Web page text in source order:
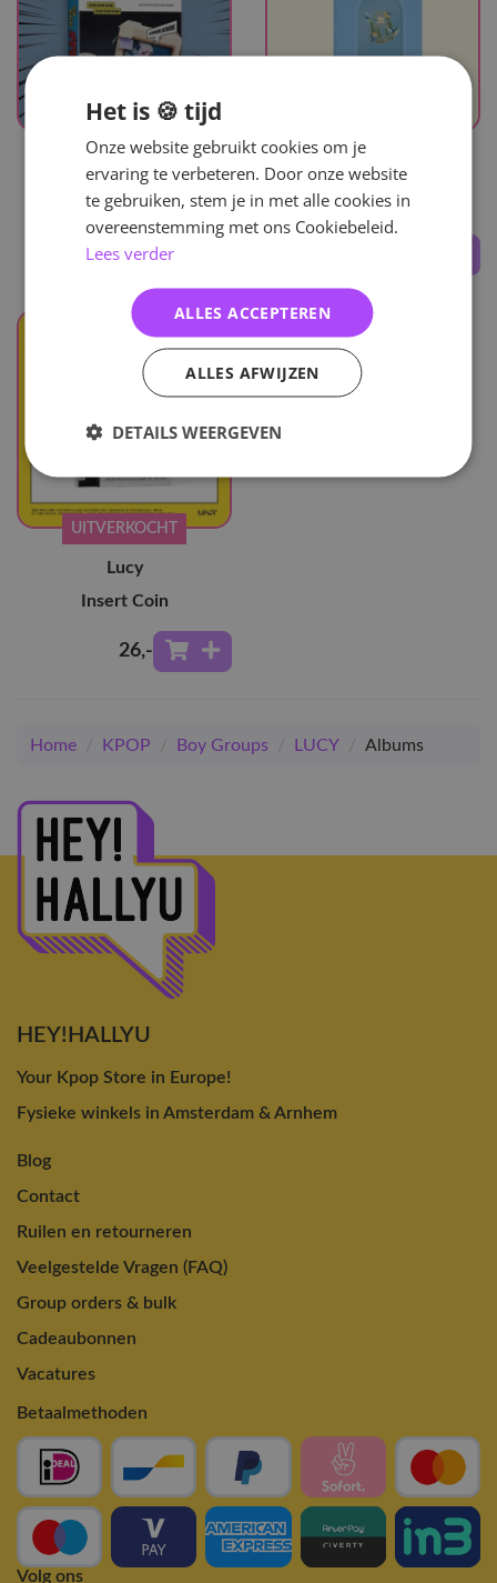
Lucy
Wajangchang
25,-
Lucy
From.
UITVERKOCHT
Lucy
Insert Coin
26,-
Home / KPOP / Boy Groups / LUCY / Albums
HEY!HALLYU
Your Kpop Store in Europe!
Fysieke winkels in Amsterdam & Arnhem
Blog
Contact
Ruilen en retourneren
Veelgestelde Vragen (FAQ)
Group orders & bulk
Cadeaubonnen
Vacatures
Betaalmethoden
Volg ons
Het is 🍪 tijd
Onze website gebruikt cookies om je
ervaring te verbeteren. Door onze website
te gebruiken, stem je in met alle cookies in
overeenstemming met ons Cookiebeleid.
Lees verder
ALLES ACCEPTEREN
ALLES AFWIJZEN
DETAILS WEERGEVEN